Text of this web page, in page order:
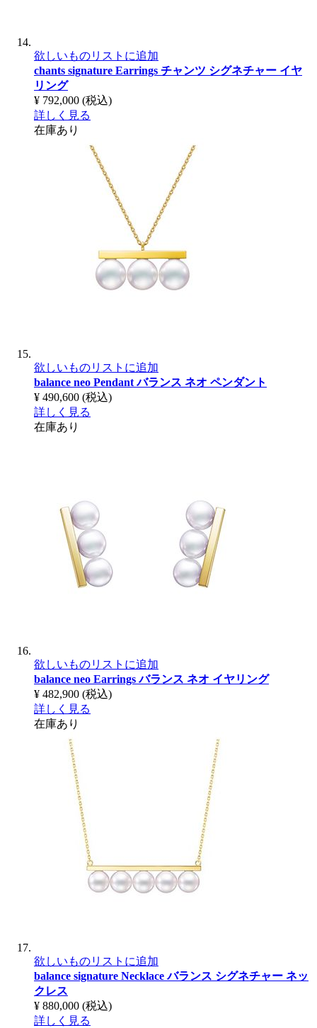
欲しいものリストに追加
chants signature Earrings チャンツ シグネチャー イヤ
リング
¥ 792,000 (税込)
詳しく見る
在庫あり
欲しいものリストに追加
balance neo Pendantバランス ネオ ペンダント
¥ 490,600 (税込)
詳しく見る
在庫あり
欲しいものリストに追加
balance neo Earringsバランス ネオ イヤリング
¥ 482,900 (税込)
詳しく見る
在庫あり
欲しいものリストに追加
balance signature Necklaceバランス シグネチャー ネッ
クレス
¥ 880,000 (税込)
詳しく見る